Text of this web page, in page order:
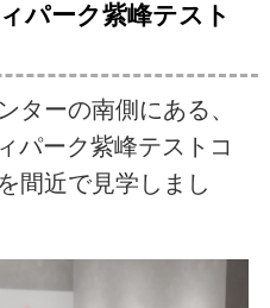
パーク紫峰テスト
ターの南側にある、
パーク紫峰テストコ
間近で見学しまし